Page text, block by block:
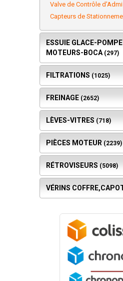
Valve de Contrôle
Capteurs de
ESSUIE GLACE-
MOTEURS-BOCA(297)
FILTRATIONS (1025)
FREINAGE (2652)
LÈVES-VITRES (718)
PIÈCES MOTEUR (2239)
RÉTROVISEURS (5098)
VÉRINS